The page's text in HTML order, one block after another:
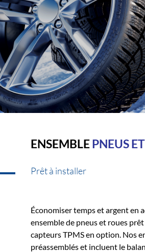
ENSEMBLEPNEUS
Prêt à installer
Économiser temps et argent en
ensemble de pneus et roues
capteurs TPMS en option. Nos
préassemblés et incluent le